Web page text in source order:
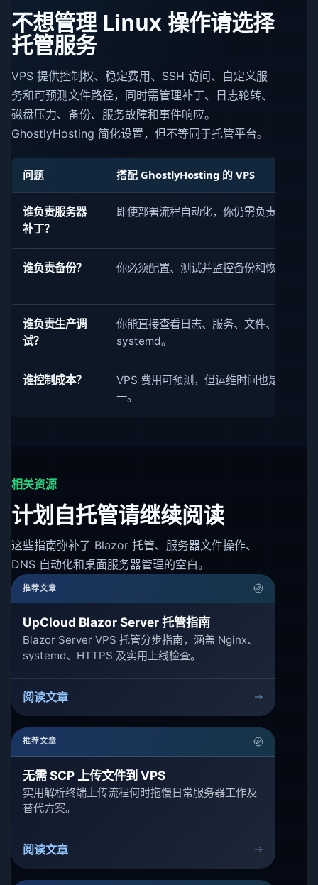
不想管理 Linux 操作请选择
托管服务
VPS 提供控制权、稳定费用、SSH 访问、自定义服
务和可预测文件路径，同时需管理补丁、日志轮转、
磁盘压力、备份、服务故障和事件响应。
GhostlyHosting 简化设置，但不等同于托管平台。
问题 搭配 GhostlyHosting 的 VPS
谁负责服务器
补丁？
即使部署流程自动化，你仍需负责。
谁负责备份？ 你必须配置、测试并监控备份和恢复路径
谁负责生产调
试？
你能直接查看日志、服务、文件、Nginx
systemd。
谁控制成本？
VPS 费用可预测，但运维时间也是成本之
一。
相关资源
计划自托管请继续阅读
这些指南弥补了 Blazor 托管、服务器文件操作、
DNS 自动化和桌面服务器管理的空白。
推荐文章
UpCloud Blazor Server 托管指南
Blazor Server VPS 托管分步指南，涵盖 Nginx、
systemd、HTTPS 及实用上线检查。
阅读文章
推荐文章
无需 SCP 上传文件到 VPS
实用解析终端上传流程何时拖慢日常服务器工作及
替代方案。
阅读文章